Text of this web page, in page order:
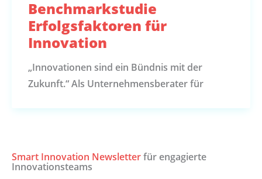
Benchmarkstudie
Erfolgsfaktoren für
Innovation
„Innovationen sind ein Bündnis mit der
Zukunft.“ Als Unternehmensberater für
Smart Innovation Newsletterfür engagierte
Innovationsteams